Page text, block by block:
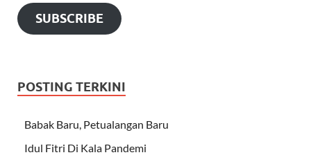
SUBSCRIBE
POSTING TERKINI
Babak Baru, Petualangan Baru
Idul Fitri Di Kala Pandemi